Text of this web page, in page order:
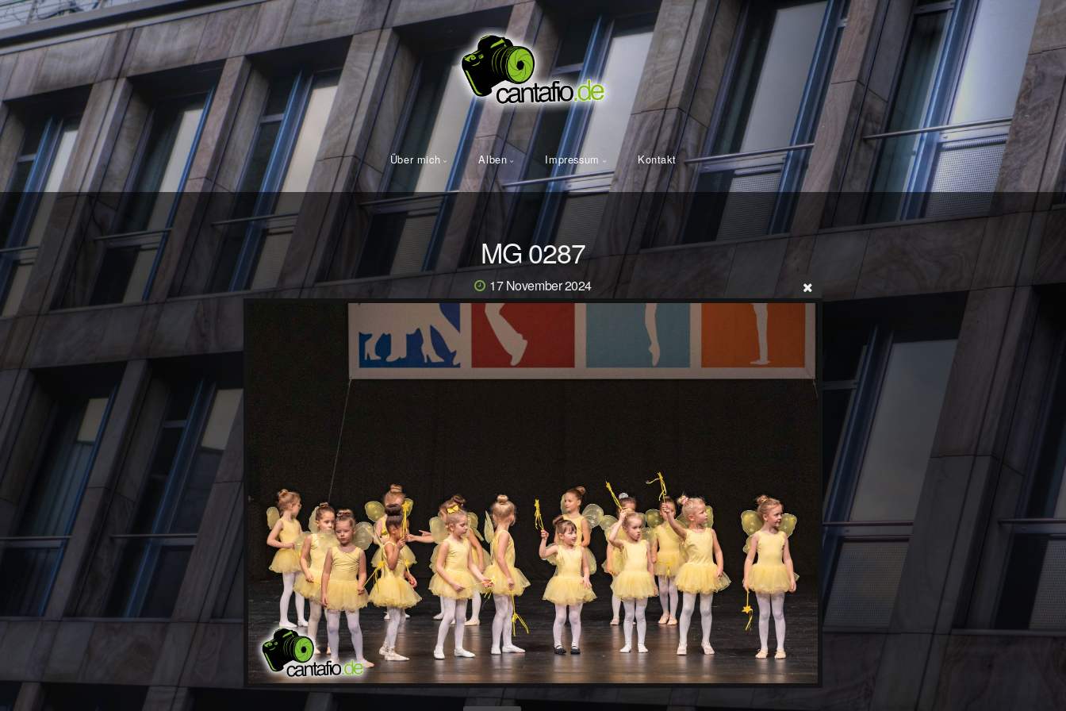
Über mich Alben Impressum Kontakt
MG 0287
17 November 2024